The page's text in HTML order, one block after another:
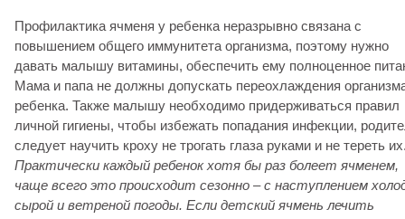
Профилактика ячменя у ребенка неразрывно связана с
повышением общего иммунитета организма, поэтому нужно
давать малышу витамины, обеспечить ему полноценное
Мама и папа не должны допускать переохлаждения
ребенка. Также малышу необходимо придерживаться правил
личной гигиены, чтобы избежать попадания инфекции,
следует научить кроху не трогать глаза руками и не тереть
Практически каждый ребенок хотя бы раз болеет ячменем,
чаще всего это происходит сезонно – с наступлением
сырой и ветреной погоды. Если детский ячмень лечить